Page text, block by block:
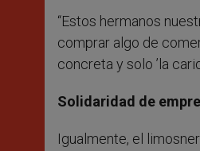
“Estos hermanos
comprar algo de
concreta y solo ’la
Solidaridad de
Igualmente, el